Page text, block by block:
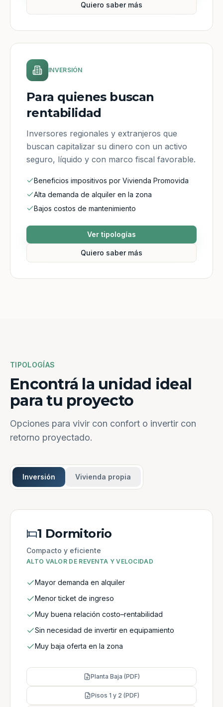
Quiero saber más
INVERSIÓN
Para quienes buscan
rentabilidad
Inversores regionales y extranjeros que
buscan capitalizar su dinero con un activo
seguro, líquido y con marco fiscal favorable.
Beneficios impositivos por Vivienda Promovida
Alta demanda de alquiler en la zona
Bajos costos de mantenimiento
Ver tipologías
Quiero saber más
TIPOLOGÍAS
Encontrá la unidad ideal
para tu proyecto
Opciones para vivir con confort o invertir con
retorno proyectado.
Inversión Vivienda propia
1 Dormitorio
Compacto y eficiente
ALTO VALOR DE REVENTA Y VELOCIDAD
Mayor demanda en alquiler
Menor ticket de ingreso
Muy buena relación costo–rentabilidad
Sin necesidad de invertir en equipamiento
Muy baja oferta en la zona
Planta Baja (PDF)
Pisos 1 y 2 (PDF)